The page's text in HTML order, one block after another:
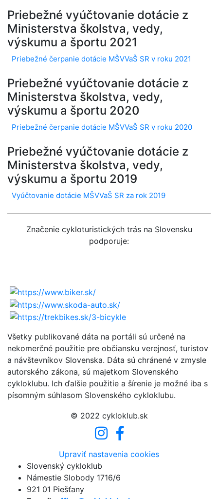
Priebežné vyúčtovanie dotácie z
Ministerstva školstva, vedy,
výskumu a športu 2021
Priebežné čerpanie dotácie MŠVVaŠ SR v roku 2021
Priebežné vyúčtovanie dotácie z
Ministerstva školstva, vedy,
výskumu a športu 2020
Priebežné čerpanie dotácie MŠVVaŠ SR v roku 2020
Priebežné vyúčtovanie dotácie z
Ministerstva školstva, vedy,
výskumu a športu 2019
Vyúčtovanie dotácie MŠVVaŠ SR za rok 2019
Značenie cykloturistických trás na Slovensku
podporuje:
Všetky publikované dáta na portáli sú určené na
nekomerčné použitie pre občiansku verejnosť, turistov
a návštevníkov Slovenska. Dáta sú chránené v zmysle
autorského zákona, sú majetkom Slovenského
cykloklubu. Ich ďalšie použitie a šírenie je možné iba s
písomným súhlasom Slovenského cykloklubu.
© 2022 cykloklub.sk
Upraviť nastavenia cookies
Slovenský cykloklub
Námestie Slobody 1716/6
921 01 Piešťany